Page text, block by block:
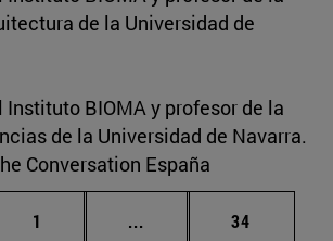
de la Universidad de
BIOMA y profesor de la
de la Universidad de Navarra.
Conversation España
Página
1 ... Páginas intermedias
Página
34